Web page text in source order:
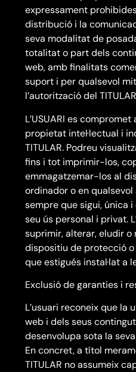
expressament
distribució i la
seva modalitat de
totalitat o part dels
web, amb finalitats
suport i per qualsevol
l’autorització del
L’USUARI es
propietat intel·lectual i
TITULAR. Podreu
fins i tot imprimir-los,
emmagatzemar-los al
ordinador o en
sempre que sigui, única
seu ús personal i privat.
suprimir, alterar, eludir o
dispositiu de protecció
que estigués instal·lat a
Exclusió de garanties i
L’usuari reconeix que la
web i dels seus
desenvolupa sota la
En concret, a títol
TITULAR no assumeix